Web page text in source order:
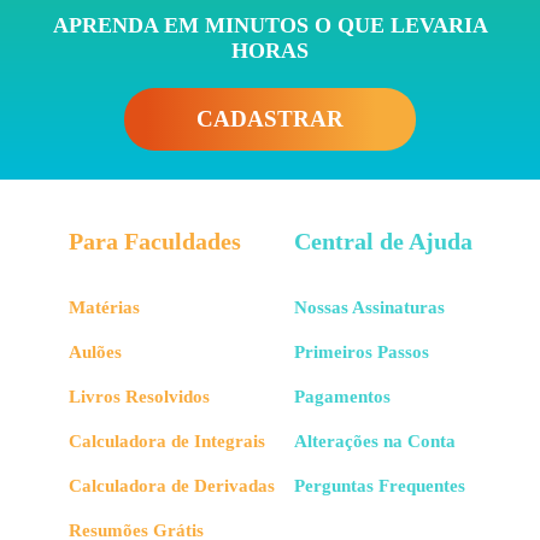
Nesse tipo de mancal, geralmente existem duas
superfícies que são comprimidas uma contra a outra, o
mancal, a mesma pergunta: Qual é o momento
APRENDA EM MINUTOS O QUE LEVARIA
HORAS
CADASTRAR
Para Faculdades
Matérias
Aulões
Livros Resolvidos
Calculadora de Integrais
Calculadora de Derivadas
Resumões Grátis
Central de Ajuda
Nossas Assinaturas
Primeiros Passos
Pagamentos
Alterações na Conta
Perguntas Frequentes